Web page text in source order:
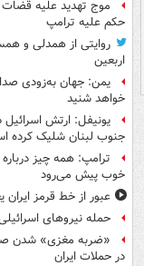
موج تهدید علیه
حکم علیه ترامپ
روایتی از همدلی و
اربعین
یمن: جهان به‌زودی
خواهد شنید
جنوب لبنان شلیک کرده
ترامپ: همه چیز درباره
خوب پیش می‌رود
عبور از خط قرمز
حمله نیروهای
«ضربه مغزی» شدن
در حملات ایران